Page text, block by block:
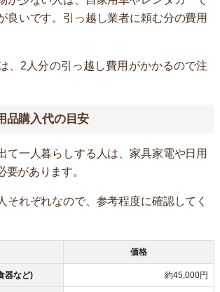
良いです。引っ越し業者に頼む分の費用
、2人分の引っ越し費用がかかるので注
品購入代の目安
て一人暮らしする人は、家具家電や日用
要があります。
それぞれなので、参考程度に確認してく
価格
器など) 約45,000円